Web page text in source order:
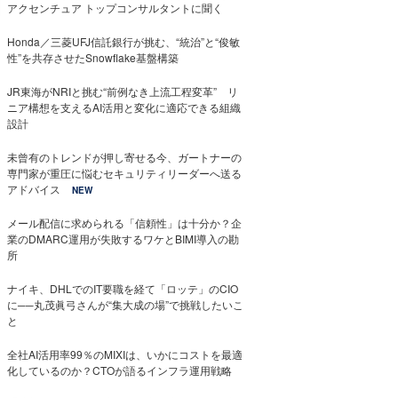
アクセンチュア トップコンサルタントに聞く
Honda／三菱UFJ信託銀行が挑む、“統治”と“俊敏
性”を共存させたSnowflake基盤構築
JR東海がNRIと挑む“前例なき上流工程変革” リ
ニア構想を支えるAI活用と変化に適応できる組織
設計
未曾有のトレンドが押し寄せる今、ガートナーの
専門家が重圧に悩むセキュリティリーダーへ送る
アドバイス
NEW
メール配信に求められる「信頼性」は十分か？企
業のDMARC運用が失敗するワケとBIMI導入の勘
所
ナイキ、DHLでのIT要職を経て「ロッテ」のCIO
に──丸茂眞弓さんが“集大成の場”で挑戦したいこ
と
全社AI活用率99％のMIXIは、いかにコストを最適
化しているのか？CTOが語るインフラ運用戦略